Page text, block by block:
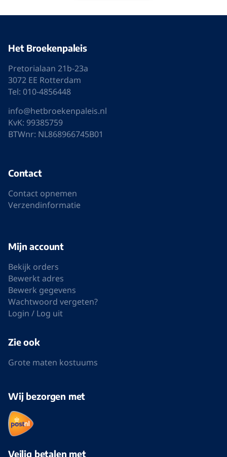
Het Broekenpaleis
Pretorialaan 21b-23a
3072 EE Rotterdam
Tel: 010-4856448
info@hetbroekenpaleis.nl
KvK: 99385759
BTWnr: NL868966745B01
Contact
Contact opnemen
Verzendinformatie
Mijn account
Bekijk orders
Bewerkt adres
Bewerk gegevens
Wachtwoord vergeten?
Login / Log uit
Zie ook
Grote maten kostuums
Wij bezorgen met
Veilig betalen met